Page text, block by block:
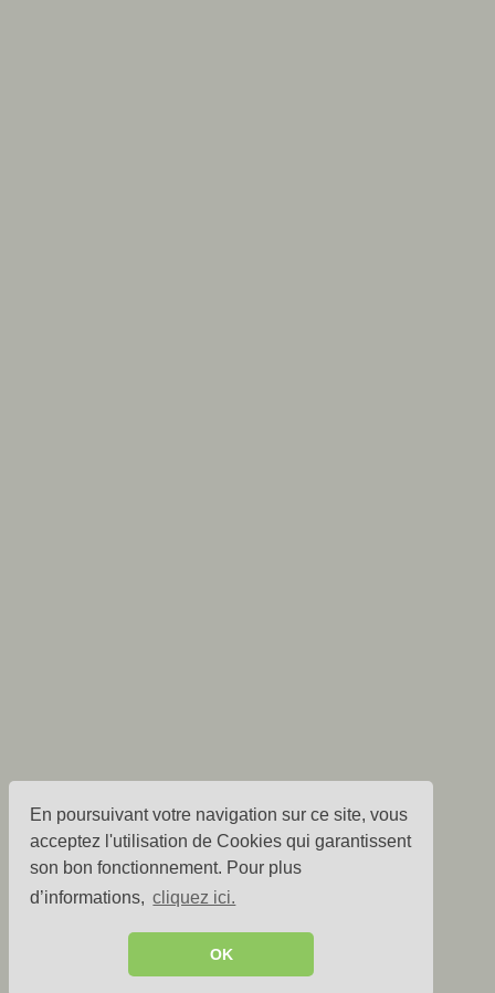
En poursuivant votre navigation sur ce site, vous
acceptez l'utilisation de Cookies qui garantissent
son bon fonctionnement. Pour plus
d’informations, cliquez ici.
OK